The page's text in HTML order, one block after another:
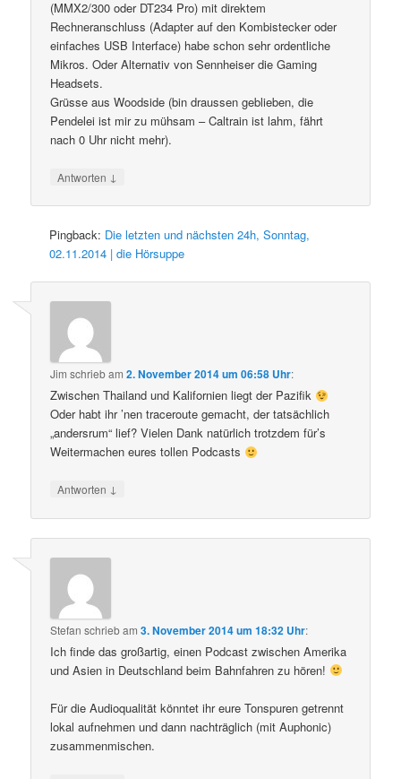
(MMX2/300 oder DT234 Pro) mit direktem
Rechneranschluss (Adapter auf den Kombistecker oder
einfaches USB Interface) habe schon sehr ordentliche
Mikros. Oder Alternativ von Sennheiser die Gaming
Headsets.
Grüsse aus Woodside (bin draussen geblieben, die
Pendelei ist mir zu mühsam – Caltrain ist lahm, fährt
nach 0 Uhr nicht mehr).
Antworten ↓
Pingback: Die letzten und nächsten 24h, Sonntag,
02.11.2014 | die Hörsuppe
Jim schriebam2. November 2014 um 06:58 Uhr:
Zwischen Thailand und Kalifornien liegt der Pazifik
Oder habt ihr ’nen traceroute gemacht, der tatsächlich
„andersrum“ lief? Vielen Dank natürlich trotzdem für’s
Weitermachen eures tollen Podcasts
Antworten ↓
Stefan schriebam3. November 2014 um 18:32 Uhr:
Ich finde das großartig, einen Podcast zwischen Amerika
und Asien in Deutschland beim Bahnfahren zu hören!
Für die Audioqualität könntet ihr eure Tonspuren getrennt
lokal aufnehmen und dann nachträglich (mit Auphonic)
zusammenmischen.